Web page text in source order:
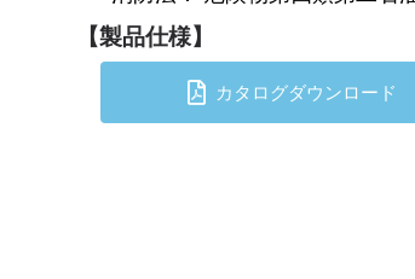
【製品仕様】
カタログダウンロード